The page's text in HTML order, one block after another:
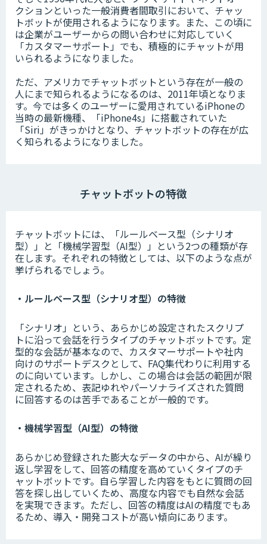
クションといった一般消費者間取引において、チャッ
トボットが使用されるようになります。また、この頃に
は企業がユーザーからの問い合わせに対応していく
「カスタマーサポート」でも、積極的にチャットが用
いられるようになりました。
ただ、アメリカでチャットボットという存在が一般の
人にまで知られるようになるのは、2011年頃となりま
す。今では多くのユーザーに愛用されているiPhoneの
当時の最新機種、「iPhone4s」に搭載されていた
「Siri」がきっかけとなり、チャットボットの存在が広
く知られるようになりました。
チャットボットの特徴
チャットボットには、「ルールベース型（シナリオ
型）」と「機械学習型（AI型）」という2つの種類が存
在します。それぞれの特徴としては、以下のような点が
挙げられるでしょう。
・ルールベース型（シナリオ型）の特徴
「シナリオ」という、あらかじめ設定されたスクリプ
トに沿って会話を行うタイプのチャットボットです。定
型的な会話が基本なので、カスタマーサポートや社内
向けのサポートデスクとして、FAQ集代わりに利用する
のに向いています。しかし、この場合は会話の範囲が限
定されるため、表記ゆれやパーソナライズされた質問
に回答するのは苦手であることが一般的です。
・機械学習型（AI型）の特徴
あらかじめ登録された膨大なデータの中から、AIが繰り
返し学習をして、回答の精度を高めていくタイプのチ
ャットボットです。自ら学習した内容をもとに質問の回
答を探し出していくため、高度な内容でも自然な会話
を実現できます。ただし、回答の精度はAIの精度でもあ
るため、導入・開発コストが高い傾向にあります。